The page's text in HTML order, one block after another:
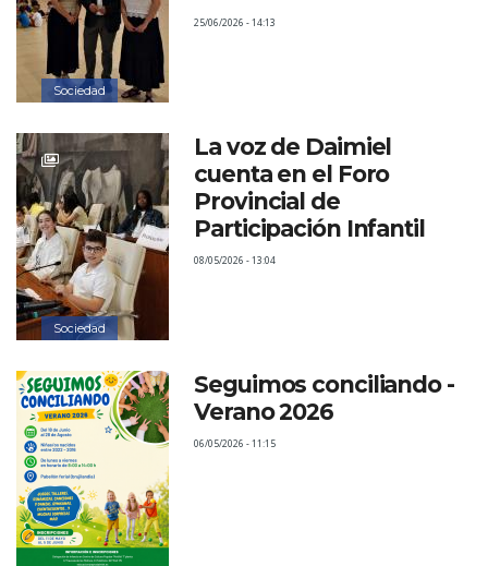
Sociedad
25/06/2026 - 14:13
Sociedad
La voz de Daimiel
cuenta en el Foro
Provincial de
Participación Infantil
08/05/2026 - 13:04
Seguimos conciliando -
Verano 2026
06/05/2026 - 11:15